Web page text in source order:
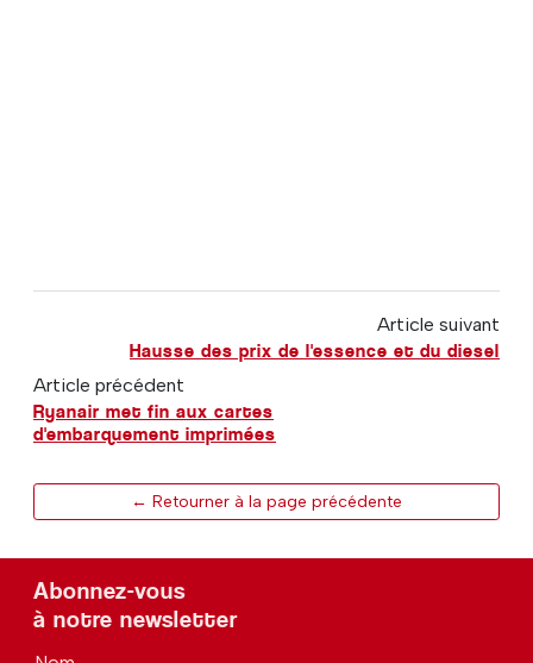
Article suivant
Hausse des prix de l'essence et du diesel
Article précédent
Ryanair met fin aux cartes
d'embarquement imprimées
← Retourner à la page précédente
Abonnez-vous
à notre newsletter